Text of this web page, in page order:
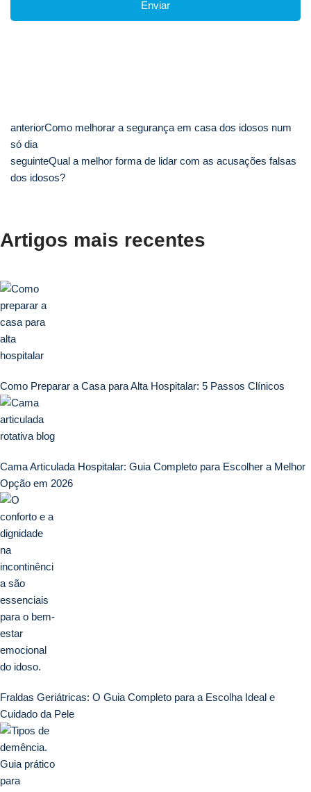
anteriorComo melhorar a segurança em casa dos idosos num
só dia
seguinteQual a melhor forma de lidar com as acusações falsas
dos idosos?
Artigos mais recentes
Como Preparar a Casa para Alta Hospitalar: 5 Passos Clínicos
Cama Articulada Hospitalar: Guia Completo para Escolher a Melhor
Opção em 2026
Fraldas Geriátricas: O Guia Completo para a Escolha Ideal e
Cuidado da Pele